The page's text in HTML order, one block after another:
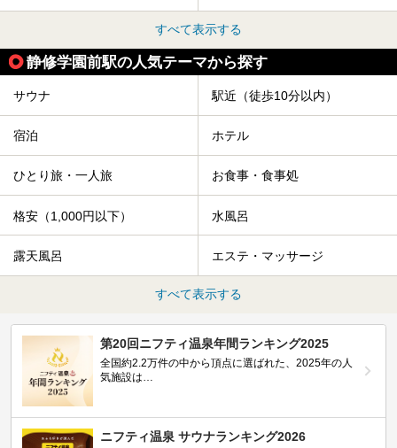
すべて表示する
静修学園前駅の人気テーマから探す
サウナ 駅近（徒歩10分以内）
宿泊 ホテル
ひとり旅・一人旅 お食事・食事処
格安（1,000円以下） 水風呂
露天風呂 エステ・マッサージ
すべて表示する
第20回ニフティ温泉年間ランキング2025
全国約2.2万件の中から頂点に選ばれた、2025年の人
気施設は…
ニフティ温泉 サウナランキング2026